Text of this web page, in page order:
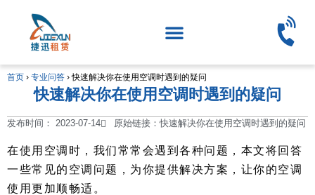
首页 › 专业问答 ›快速解决你在使用空调时遇到的疑问
快速解决你在使用空调时遇到的疑问
发布时间： 2023-07-14 原始链接：快速解决你在使用空调时遇到的疑问
在使用空调时，我们常常会遇到各种问题，本文将回答
一些常见的空调问题，为你提供解决方案，让你的空调
使用更加顺畅适。